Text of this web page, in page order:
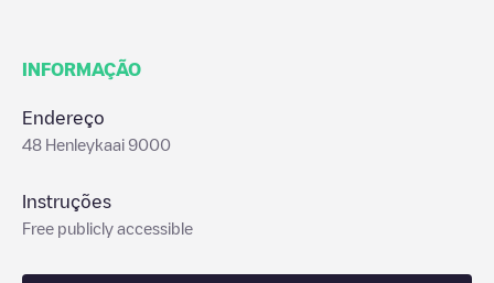
INFORMAÇÃO
Endereço
48 Henleykaai 9000
Instruções
Free publicly accessible